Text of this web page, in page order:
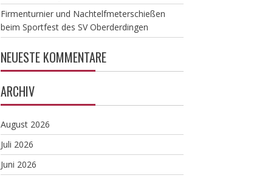
Firmenturnier und Nachtelfmeterschießen
beim Sportfest des SV Oberderdingen
NEUESTE KOMMENTARE
ARCHIV
August 2026
Juli 2026
Juni 2026